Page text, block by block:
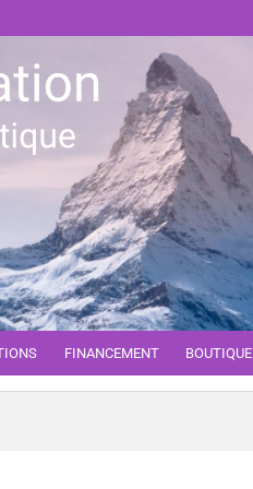
FINANCEMENT BOUTIQUE